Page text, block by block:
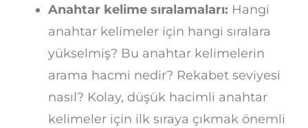
Anahtar kelime sıralamaları: Hangi
anahtar kelimeler için hangi sıralara
yükselmiş? Bu anahtar kelimelerin
arama hacmi nedir? Rekabet seviyesi
nasıl? Kolay, düşük hacimli anahtar
kelimeler için ilk sıraya çıkmak önemli